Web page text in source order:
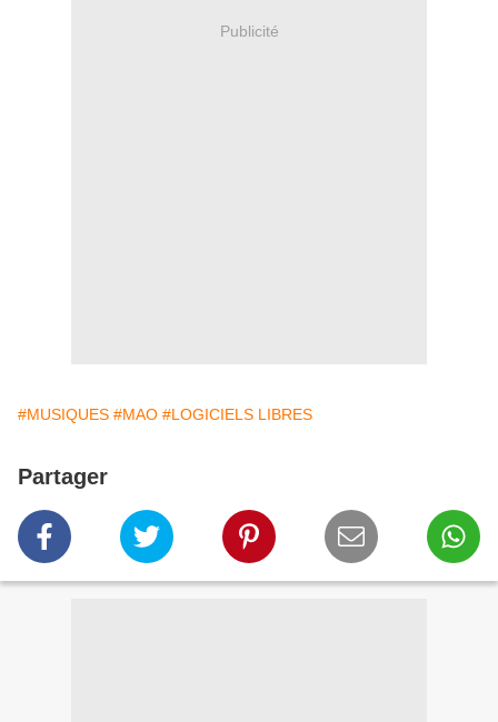
Publicité
#MUSIQUES #MAO #LOGICIELS LIBRES
Partager